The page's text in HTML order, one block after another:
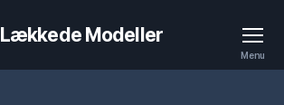
Lækkede Modeller
Menu